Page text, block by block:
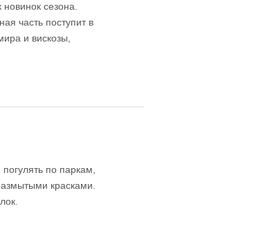
сезона.
часть поступит в
и вискозы,
по паркам,
красками.